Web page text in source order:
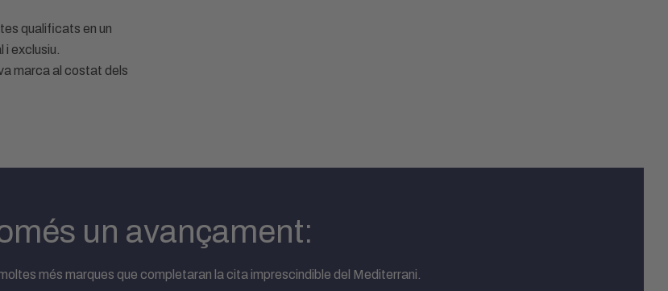
qualificats en un
exclusiu.
marca al costat dels
un avançament:
més marques que completaran la cita imprescindible del Mediterrani.